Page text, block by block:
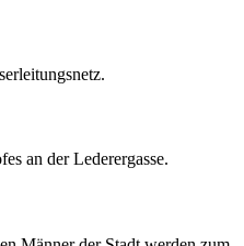
an der Lederergasse.